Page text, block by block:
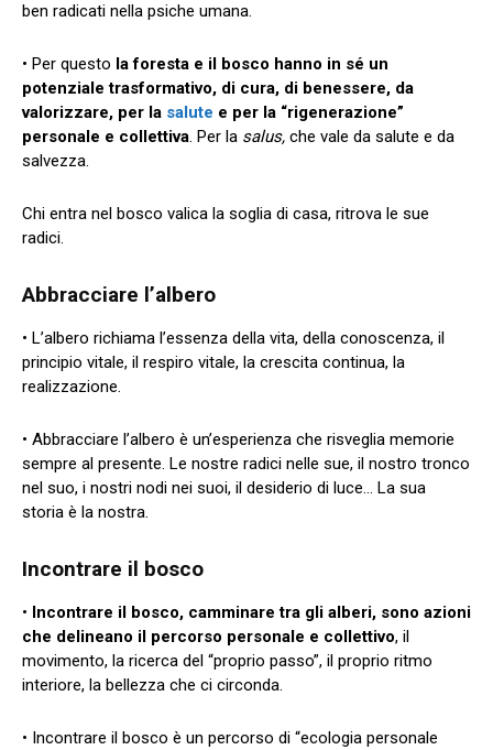
ben radicati nella psiche umana.
• Per questo la foresta e il bosco hanno in sé un
potenziale trasformativo, di cura, di benessere, da
valorizzare, per la salute e per la “rigenerazione”
personale e collettiva. Per la salus, che vale da salute e da
salvezza.
Chi entra nel bosco valica la soglia di casa, ritrova le sue
radici.
Abbracciare l’albero
• L’albero richiama l’essenza della vita, della conoscenza, il
principio vitale, il respiro vitale, la crescita continua, la
realizzazione.
• Abbracciare l’albero è un’esperienza che risveglia memorie
sempre al presente. Le nostre radici nelle sue, il nostro tronco
nel suo, i nostri nodi nei suoi, il desiderio di luce… La sua
storia è la nostra.
Incontrare il bosco
• Incontrare il bosco, camminare tra gli alberi, sono azioni
che delineano il percorso personale e collettivo, il
movimento, la ricerca del “proprio passo”, il proprio ritmo
interiore, la bellezza che ci circonda.
• Incontrare il bosco è un percorso di “ecologia personale